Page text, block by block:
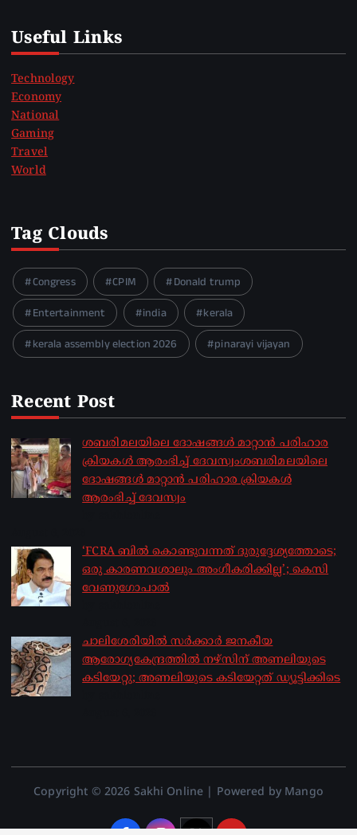
Useful Links
Technology
Economy
National
Gaming
Travel
World
Tag Clouds
Congress CPIM
Donald trump
Entertainment
india
kerala
kerala assembly election 2026
pinarayi vijayan
Recent Post
ശബരിമലയിലെ ദോഷങ്ങൾ മാറ്റാൻ പരിഹാര
ക്രിയകൾ ആരംഭിച്ച് ദേവസ്വംശബരിമലയിലെ
ദോഷങ്ങൾ മാറ്റാൻ പരിഹാര ക്രിയകൾ
ആരംഭിച്ച് ദേവസ്വം
‘FCRA ബിൽ കൊണ്ടുവന്നത് ദുരുദ്ദേശ്യത്തോടെ;
ഒരു കാരണവശാലും അം​ഗീകരിക്കില്ല’; കെസി
വേണു​ഗോപാൽ
ചാലിശേരിയില്‍ സര്‍ക്കാര്‍ ജനകീയ
ആരോഗ്യകേന്ദ്രത്തില്‍ നഴ്സിന് അണലിയുടെ
കടിയേറ്റു; അണലിയുടെ കടിയേറ്റത് ഡ്യൂട്ടിക്കിടെ
Copyright © 2026 Sakhi Online | Powered by Mango